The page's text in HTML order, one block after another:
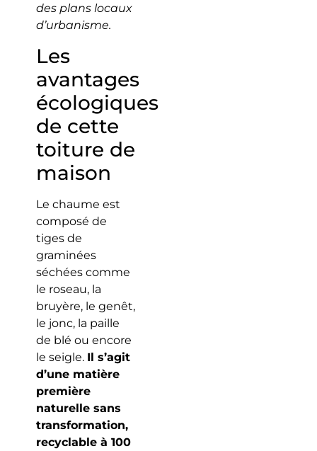
des plans locaux
d’urbanisme.
Les
avantages
écologiques
de cette
toiture de
maison
Le chaume est
composé de
tiges de
graminées
séchées comme
le roseau, la
bruyère, le genêt,
le jonc, la paille
de blé ou encore
le seigle. Il s’agit
d’une matière
première
naturelle sans
transformation,
recyclable à 100